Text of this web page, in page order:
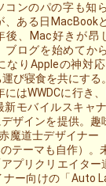
コンのパの字も知
、ある日MacBook
後、Mac好きが昂
ブログを始めてか
なりAppleの神対
び寝食を共にす
はWWDCに行き
新モバイルスキャ
ザインを提供。趣
魔道士デザイナー
テーマも自作）。
プリクリエイター
ナー向けの「Auto